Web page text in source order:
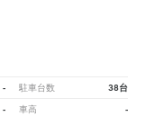
- 駐車台数 38台
- 車高 -